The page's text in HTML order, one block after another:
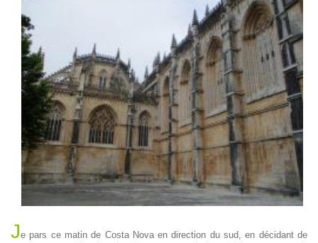
Je pars ce matin de Costa Nova en direction du sud, en décidant de